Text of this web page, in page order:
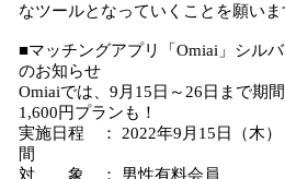
なツールとなっていくことを願いま
■マッチングアプリ「Omiai」シル
のお知らせ
Omiaiでは、9月15日～26日まで期
1,600円プランも！
実施日程 ： 2022年9月15日（木）
間
対 象 ： 男性有料会員